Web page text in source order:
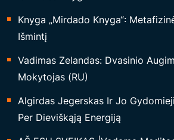
A
“
Knyga „Mirdado Knyga“:
Išmintį
Vadimas Zelandas: Dvasinio
Mokytojas (RU)
Algirdas Jegerskas Ir Jo
Per Dieviškąją Energiją